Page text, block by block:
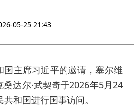
05-25 21:43
国主席习近平的邀请，塞尔维
达尔·武契奇于2026年5月24
和国进行国事访问。